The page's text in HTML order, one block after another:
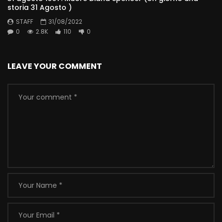
storia 31 Agosto )
STAFF
31/08/2022
0
2.8K 110 0
LEAVE YOUR COMMENT